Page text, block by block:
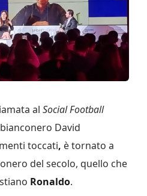
al Social Football
David
toccati, è tornato a
del secolo, quello che
Ronaldo.